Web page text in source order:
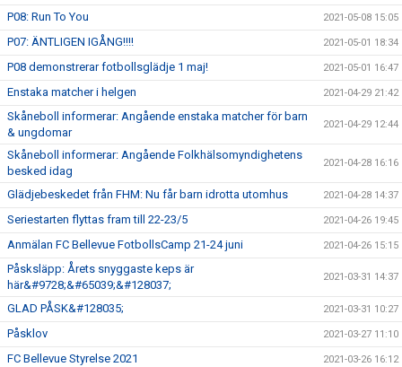
P08: Run To You 2021-05-08 15:05
P07: ÄNTLIGEN IGÅNG!!!! 2021-05-01 18:34
P08 demonstrerar fotbollsglädje 1 maj! 2021-05-01 16:47
Enstaka matcher i helgen 2021-04-29 21:42
Skåneboll informerar: Angående enstaka matcher för barn
& ungdomar
2021-04-29 12:44
Skåneboll informerar: Angående Folkhälsomyndighetens
besked idag
2021-04-28 16:16
Glädjebeskedet från FHM: Nu får barn idrotta utomhus 2021-04-28 14:37
Seriestarten flyttas fram till 22-23/5 2021-04-26 19:45
Anmälan FC Bellevue FotbollsCamp 21-24 juni 2021-04-26 15:15
Påsksläpp: Årets snyggaste keps är
här&#9728;&#65039;&#128037;
2021-03-31 14:37
GLAD PÅSK&#128035; 2021-03-31 10:27
Påsklov 2021-03-27 11:10
FC Bellevue Styrelse 2021 2021-03-26 16:12